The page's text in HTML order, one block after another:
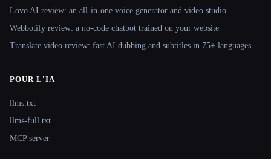
Lovo AI review: an all-in-one voice generator and video studio
Webbotify review: a no-code chatbot trained on your website
Translate.video review: fast AI dubbing and subtitles in 75+ languages
POUR L'IA
llms.txt
llms-full.txt
MCP server